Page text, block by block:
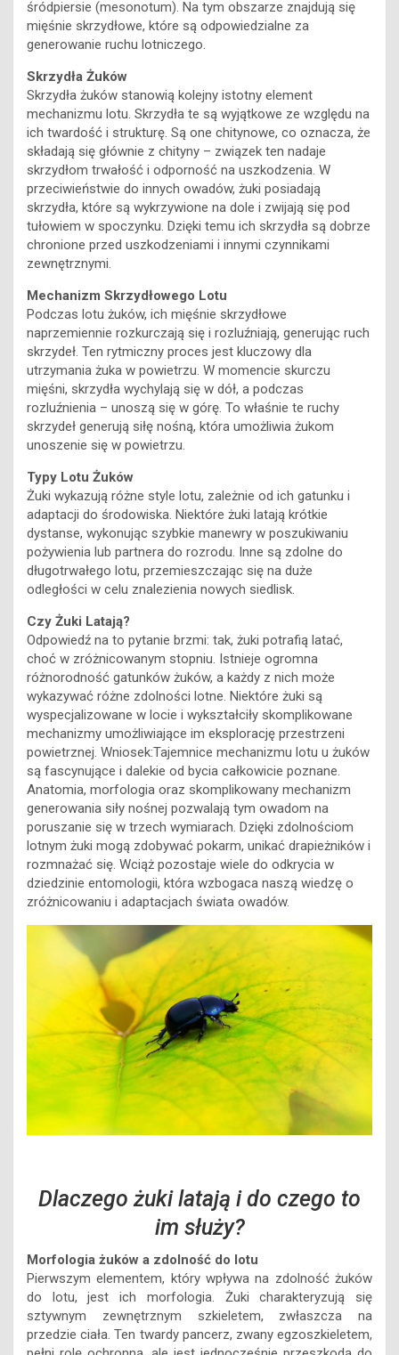
śródpiersie (mesonotum). Na tym obszarze znajdują się
mięśnie skrzydłowe, które są odpowiedzialne za
generowanie ruchu lotniczego.
Skrzydła Żuków
Skrzydła żuków stanowią kolejny istotny element
mechanizmu lotu. Skrzydła te są wyjątkowe ze względu na
ich twardość i strukturę. Są one chitynowe, co oznacza, że
składają się głównie z chityny – związek ten nadaje
skrzydłom trwałość i odporność na uszkodzenia. W
przeciwieństwie do innych owadów, żuki posiadają
skrzydła, które są wykrzywione na dole i zwijają się pod
tułowiem w spoczynku. Dzięki temu ich skrzydła są dobrze
chronione przed uszkodzeniami i innymi czynnikami
zewnętrznymi.
Mechanizm Skrzydłowego Lotu
Podczas lotu żuków, ich mięśnie skrzydłowe
naprzemiennie rozkurczają się i rozluźniają, generując ruch
skrzydeł. Ten rytmiczny proces jest kluczowy dla
utrzymania żuka w powietrzu. W momencie skurczu
mięśni, skrzydła wychylają się w dół, a podczas
rozluźnienia – unoszą się w górę. To właśnie te ruchy
skrzydeł generują siłę nośną, która umożliwia żukom
unoszenie się w powietrzu.
Typy Lotu Żuków
Żuki wykazują różne style lotu, zależnie od ich gatunku i
adaptacji do środowiska. Niektóre żuki latają krótkie
dystanse, wykonując szybkie manewry w poszukiwaniu
pożywienia lub partnera do rozrodu. Inne są zdolne do
długotrwałego lotu, przemieszczając się na duże
odległości w celu znalezienia nowych siedlisk.
Czy Żuki Latają?
Odpowiedź na to pytanie brzmi: tak, żuki potrafią latać,
choć w zróżnicowanym stopniu. Istnieje ogromna
różnorodność gatunków żuków, a każdy z nich może
wykazywać różne zdolności lotne. Niektóre żuki są
wyspecjalizowane w locie i wykształciły skomplikowane
mechanizmy umożliwiające im eksplorację przestrzeni
powietrznej. Wniosek:Tajemnice mechanizmu lotu u żuków
są fascynujące i dalekie od bycia całkowicie poznane.
Anatomia, morfologia oraz skomplikowany mechanizm
generowania siły nośnej pozwalają tym owadom na
poruszanie się w trzech wymiarach. Dzięki zdolnościom
lotnym żuki mogą zdobywać pokarm, unikać drapieżników i
rozmnażać się. Wciąż pozostaje wiele do odkrycia w
dziedzinie entomologii, która wzbogaca naszą wiedzę o
zróżnicowaniu i adaptacjach świata owadów.
Dlaczego żuki latają i do czego to
im służy?
Morfologia żuków a zdolność do lotu
Pierwszym elementem, który wpływa na zdolność żuków
do lotu, jest ich morfologia. Żuki charakteryzują się
sztywnym zewnętrznym szkieletem, zwłaszcza na
przedzie ciała. Ten twardy pancerz, zwany egzoszkieletem,